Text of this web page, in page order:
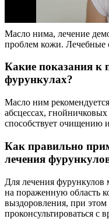
Масло нима, лечение
проблем кожи. Лечебные
Какие показания к
фурункулах?
Масло ним
абсцессах,
способствует очищению
Как правильно
лечения
Для лечения фурункулов
на пораженную область
выздоровления, при этом
проконсультироваться с